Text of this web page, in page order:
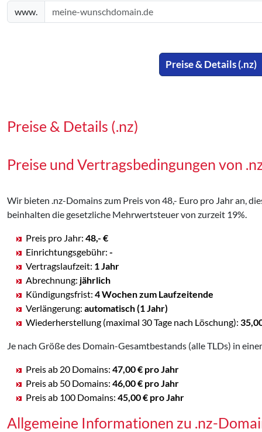
www.
Preise & Details (.nz)
Preise & Details (.nz)
Preise und Vertragsbedingungen von
Wir bieten .nz-Domains zum Preis von 48,- Euro pro Jahr an,
beinhalten die gesetzliche Mehrwertsteuer von zurzeit 19%.
Preis pro Jahr: 48,- €
Einrichtungsgebühr: -
Vertragslaufzeit: 1 Jahr
Abrechnung: jährlich
Kündigungsfrist: 4 Wochen zum Laufzeitende
Verlängerung: automatisch (1 Jahr)
Wiederherstellung (maximal 30 Tage nach Löschung):
Je nach Größe des Domain-Gesamtbestands (alle TLDs) in
Preis ab 20 Domains: 47,00 € pro Jahr
Preis ab 50 Domains: 46,00 € pro Jahr
Preis ab 100 Domains: 45,00 € pro Jahr
Allgemeine Informationen zu .nz-